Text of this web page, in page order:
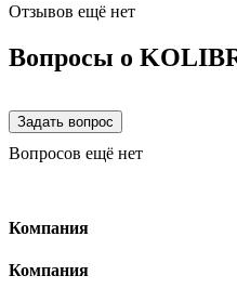
Отзывов ещё нет
Вопросы о
Вопросов ещё нет
Компания
Компания